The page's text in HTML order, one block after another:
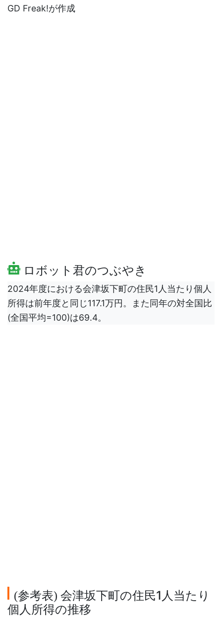
GD Freak!が作成
ロボット君のつぶやき
2024年度における会津坂下町の住民1人当たり個人
所得は前年度と同じ117.1万円。また同年の対全国比
(全国平均=100)は69.4。
(参考表) 会津坂下町の住民1人当たり
個人所得の推移